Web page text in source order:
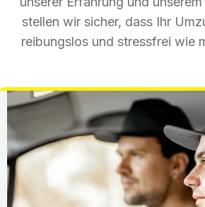
stellen wir sicher, dass Ihr
reibungslos und stressfrei wie